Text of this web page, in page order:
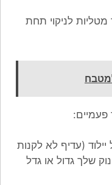
לניקוי תחת
(עדיף לא לקנות
שלך גדול או גדל